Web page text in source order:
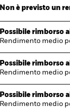
Non è previsto un
Possibile rimborso
Rendimento medio
Possibile rimborso
Rendimento medio
Possibile rimborso
Rendimento medio